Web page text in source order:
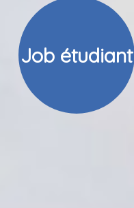
Job étudiant